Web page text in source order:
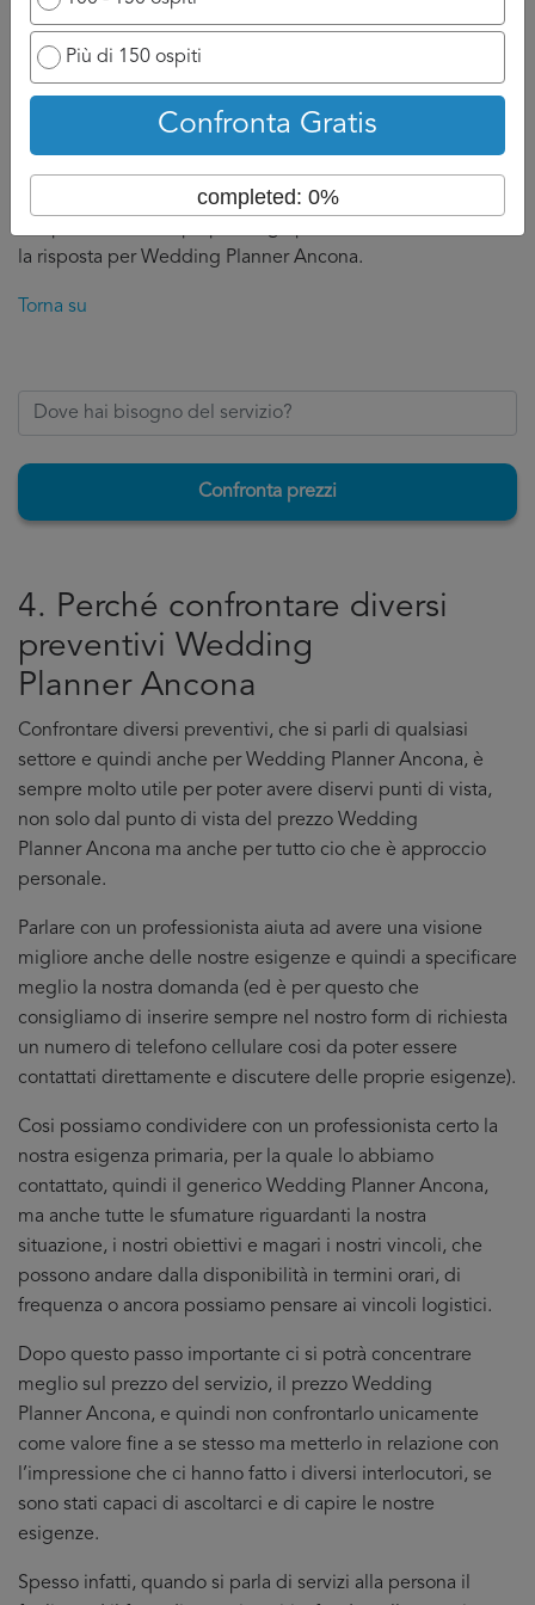
A titolo indicativo, sarete contatti nelle 24/48 che seguono
la domanda perché il professionista ha bisogno di un
attimo di tempo per reagire e chiamarvi.
Ovviamente se ha a disposizione un numero di cellulare
invece siete nell’attesa di un’email, aspettatevi ad un
la risposta per Wedding Planner Ancona.
Torna su
Confronta prezzi
4. Perché confrontare diversi
preventivi Wedding
Planner Ancona
Confrontare diversi preventivi, che si parli di qualsiasi
settore e quindi anche per Wedding Planner Ancona, è
sempre molto utile per poter avere diservi punti di vista,
non solo dal punto di vista del prezzo Wedding
Planner Ancona ma anche per tutto cio che è approccio
personale.
Parlare con un professionista aiuta ad avere una visione
migliore anche delle nostre esigenze e quindi a specificare
meglio la nostra domanda (ed è per questo che
consigliamo di inserire sempre nel nostro form di richiesta
un numero di telefono cellulare cosi da poter essere
contattati direttamente e discutere delle proprie esigenze).
Cosi possiamo condividere con un professionista certo la
nostra esigenza primaria, per la quale lo abbiamo
contattato, quindi il generico Wedding Planner Ancona,
ma anche tutte le sfumature riguardanti la nostra
situazione, i nostri obiettivi e magari i nostri vincoli, che
possono andare dalla disponibilità in termini orari, di
frequenza o ancora possiamo pensare ai vincoli logistici.
Dopo questo passo importante ci si potrà concentrare
meglio sul prezzo del servizio, il prezzo Wedding
Planner Ancona, e quindi non confrontarlo unicamente
come valore fine a se stesso ma metterlo in relazione con
l’impressione che ci hanno fatto i diversi interlocutori, se
sono stati capaci di ascoltarci e di capire le nostre
esigenze.
Spesso infatti, quando si parla di servizi alla persona il
Più di 150 ospiti
Confronta Gratis
completed: 0%